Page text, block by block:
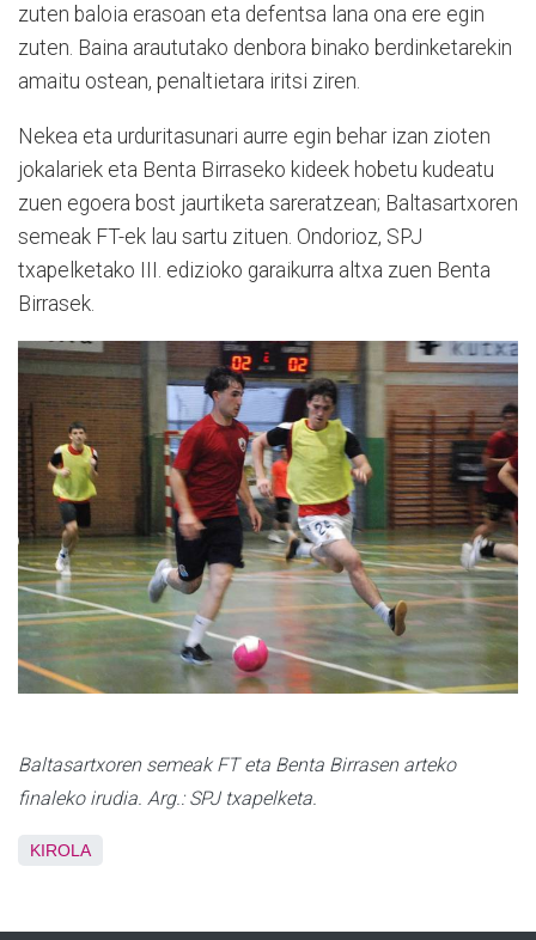
zuten baloia erasoan eta defentsa lana ona ere egin
zuten. Baina araututako denbora binako berdinketarekin
amaitu ostean, penaltietara iritsi ziren.
Nekea eta urduritasunari aurre egin behar izan zioten
jokalariek eta Benta Birraseko kideek hobetu kudeatu
zuen egoera bost jaurtiketa sareratzean; Baltasartxoren
semeak FT-ek lau sartu zituen. Ondorioz, SPJ
txapelketako III. edizioko garaikurra altxa zuen Benta
Birrasek.
Baltasartxoren semeak FT eta Benta Birrasen arteko
finaleko irudia. Arg.: SPJ txapelketa.
KIROLA